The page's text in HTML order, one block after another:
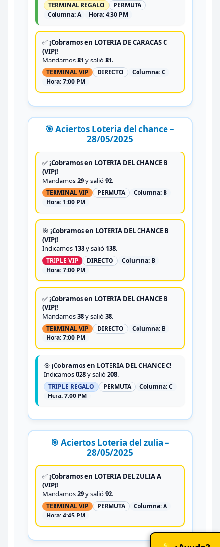
TERMINAL REGALO
PERMUTA
Columna:A Hora:4:30 PM
✅¡Cobramos en LOTERIA DE CARACAS C
(VIP)!
Mandamos81 y salió81.
TERMINAL VIP DIRECTO Columna:C
Hora:7:00 PM
🎯 Aciertos Loteria del chance –
28/05/2025
✅¡Cobramos en LOTERIA DEL CHANCE B
(VIP)!
Mandamos29y salió92.
TERMINAL VIP PERMUTA Columna: B
Hora: 1:00 PM
🎯 ¡Cobramos en LOTERIA DEL CHANCE B
(VIP)!
Indicamos 138y salió 138.
TRIPLE VIP DIRECTO Columna: B
Hora:7:00 PM
✅¡Cobramos en LOTERIA DEL CHANCE B
(VIP)!
Mandamos38y salió38.
TERMINAL VIP DIRECTO Columna: B
Hora:7:00 PM
🎯 ¡Cobramos en LOTERIA DEL CHANCE C!
Indicamos028y salió208.
TRIPLE REGALO PERMUTA Columna:C
Hora:7:00 PM
🎯 Aciertos Loteria del zulia –
28/05/2025
✅¡Cobramos en LOTERIA DEL ZULIA A
(VIP)!
Mandamos29y salió92.
TERMINAL VIP PERMUTA Columna:A
Hora:4:45 PM